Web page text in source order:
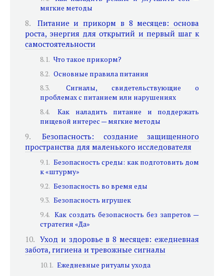
мягкие методы
Питание и прикорм в 8 месяцев: основа
роста, энергия для открытий и первый шаг к
самостоятельности
Что такое прикорм?
Основные правила питания
Сигналы, свидетельствующие о
проблемах с питанием или нарушениях
Как наладить питание и поддержать
пищевой интерес — мягкие методы
Безопасность: создание защищенного
пространства для маленького исследователя
Безопасность среды: как подготовить дом
к «штурму»
Безопасность во время еды
Безопасность игрушек
Как создать безопасность без запретов —
стратегия «Да»
Уход и здоровье в 8 месяцев: ежедневная
забота, гигиена и тревожные сигналы
Ежедневные ритуалы ухода